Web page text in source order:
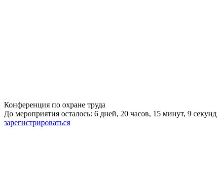
Конференция по охране труда
До мероприятия осталось: 6 дней, 20 часов, 15 минут, 8 секунд
зарегистрироваться